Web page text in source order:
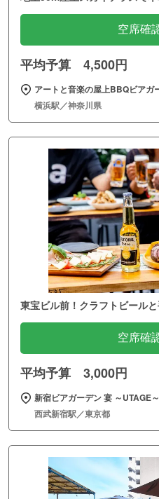
空席確
平均予算 4,500円
アートと音楽の屋上BBQビア
横浜駅／神奈川県
東宝ビル前！クラフトビール
空席確
平均予算 3,000円
新宿ビアガーデン 宴 ～UTAGE
西武新宿駅／東京都